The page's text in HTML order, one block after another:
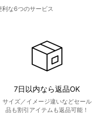
な6つのサービス
7日以内なら返品OK
サイズ／イメージ違いなどセール
品も割引アイテムも返品可能！